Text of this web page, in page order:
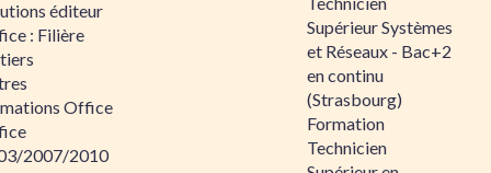
éditeur
: Filière
Office
2007/2010
Supérieur Systèmes
et Réseaux - Bac+2
en continu
(Strasbourg)
Formation
Technicien